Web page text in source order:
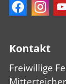
Kontakt
Freiwillige